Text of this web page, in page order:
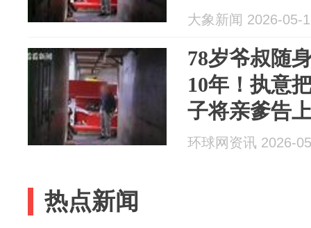
亲爹
大象新闻 2026-05-
78岁爷叔随
10年！执意
子将亲爹告
环球网资讯 2026-
热点新闻